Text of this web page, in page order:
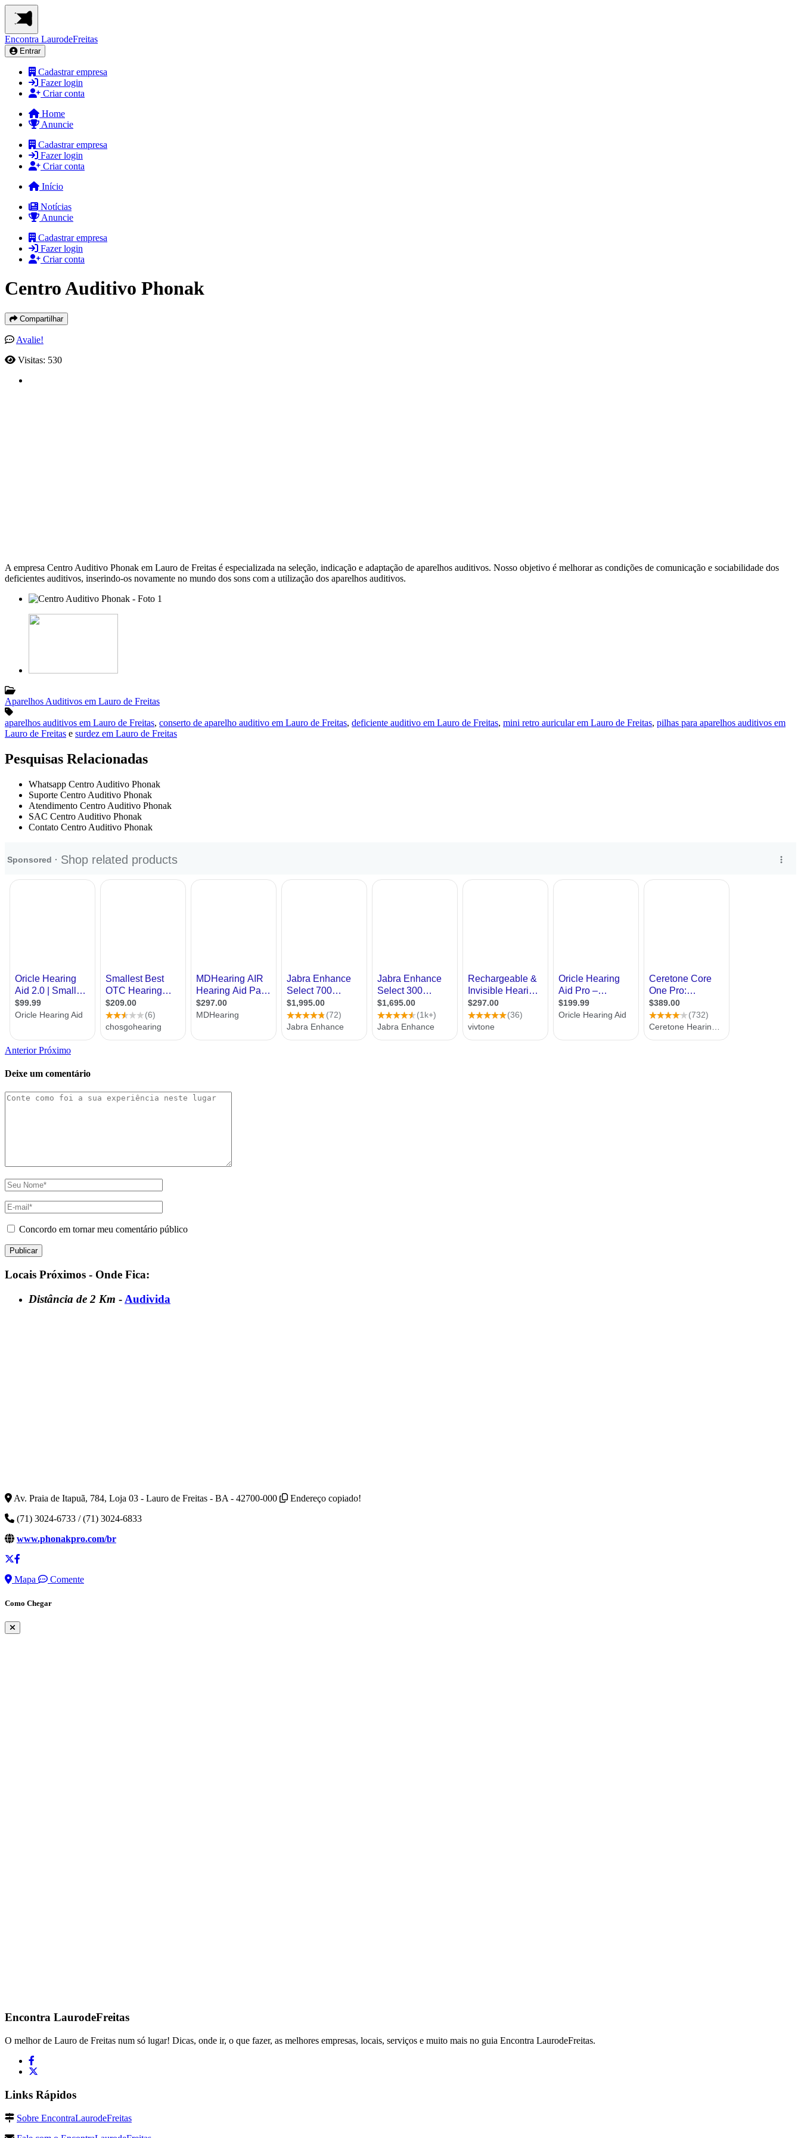
Encontra LaurodeFreitas
Entrar
Cadastrar empresa
Fazer login
Criar conta
Home
Anuncie
Cadastrar empresa
Fazer login
Criar conta
Início
Notícias
Anuncie
Cadastrar empresa
Fazer login
Criar conta
Centro Auditivo Phonak
Compartilhar
Avalie!
Visitas: 530
A empresa Centro Auditivo Phonak em Lauro de Freitas é especializada na seleção, indicação e adaptação de aparelhos auditivos. Nosso objetivo é melhorar as condições de comunicação e sociabilidade dos
deficientes auditivos, inserindo-os novamente no mundo dos sons com a utilização dos aparelhos auditivos.
Aparelhos Auditivos em Lauro de Freitas
aparelhos auditivos em Lauro de Freitas, conserto de aparelho auditivo em Lauro de Freitas, deficiente auditivo em Lauro de Freitas, mini retro auricular em Lauro de Freitas, pilhas para aparelhos auditivos em
Lauro de Freitas e surdez em Lauro de Freitas
Pesquisas Relacionadas
Whatsapp Centro Auditivo Phonak
Suporte Centro Auditivo Phonak
Atendimento Centro Auditivo Phonak
SAC Centro Auditivo Phonak
Contato Centro Auditivo Phonak
AnteriorPróximo
Deixe um comentário
Concordo em tornar meu comentário público
Locais Próximos - Onde Fica:
Distância de 2 Km - Audivida
Av. Praia de Itapuã, 784, Loja 03 - Lauro de Freitas - BA - 42700-000
Endereço copiado!
(71) 3024-6733 / (71) 3024-6833
www.phonakpro.com/br
Mapa Comente
Como Chegar
Encontra LaurodeFreitas
O melhor de Lauro de Freitas num só lugar! Dicas, onde ir, o que fazer, as melhores empresas, locais, serviços e muito mais no guia Encontra LaurodeFreitas.
Links Rápidos
Sobre EncontraLaurodeFreitas